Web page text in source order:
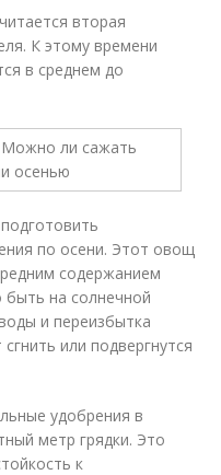
вторая
К этому времени
в среднем до
по осени. Этот овощ
содержанием
на солнечной
и переизбытка
или подвергнутся
удобрения в
метр грядки. Это
к